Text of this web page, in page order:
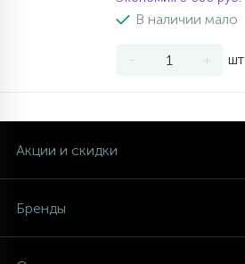
В наличии мало
- + шт
Акции и скидки
Бренды